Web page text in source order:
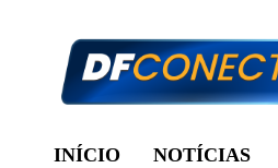
INÍCIO NOTÍCIAS